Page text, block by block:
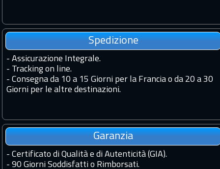
Spedizione
- Assicurazione Integrale.
- Tracking on line.
- Consegna da 10 a 15 Giorni per la Francia o da 20 a 30
Giorni per le altre destinazioni.
Garanzia
- Certificato di Qualità e di Autenticità (GIA).
- 90 Giorni Soddisfatti o Rimborsati.